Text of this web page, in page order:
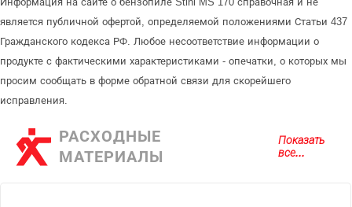
является публичной офертой, определяемой положениями Статьи 437
Гражданского кодекса РФ. Любое несоответствие информации о
продукте с фактическими характеристиками - опечатки, о которых мы
просим сообщать в форме обратной связи для скорейшего
исправления.
РАСХОДНЫЕ
МАТЕРИАЛЫ
Показать
все...